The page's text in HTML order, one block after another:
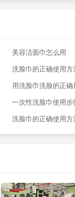
美容洁面巾怎么用
洗脸巾的正确使用方
用洗脸巾洗脸的正确
一次性洗脸巾使用步